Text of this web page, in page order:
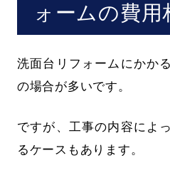
ォームの費用
洗面台リフォームにかか
の場合が多いです。
ですが、工事の内容によ
るケースもあります。